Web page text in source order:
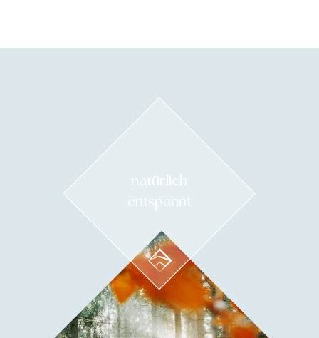
natürlich
entspannt